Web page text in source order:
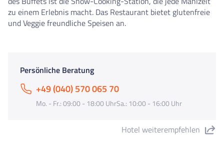
zu einem Erlebnis macht. Das Restaurant bietet glutenfreie
und Veggie freundliche Speisen an.
Persönliche Beratung
+49 (040) 570 065 70
Mo. - Fr.: 09:00 - 18:00 UhrSa.: 10:00 - 16:00 Uhr
Hotel weiterempfehlen